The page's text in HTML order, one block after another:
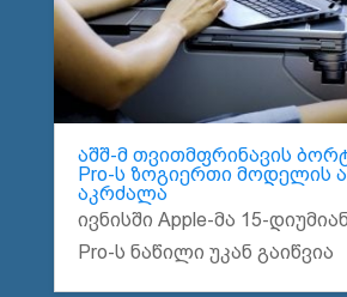
აშშ-მ თვითმფრინავის
Pro-ს ზოგიერთი მოდელის
აკრძალა
ივნისში Apple-მა 15-
Pro-ს ნაწილი უკან გაიწვია